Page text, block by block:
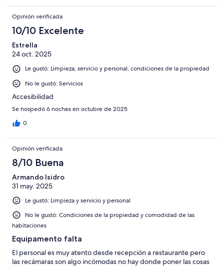
Opinión verificada
10/10 Excelente
Estrella
24 oct. 2025
Le gustó: Limpieza, servicio y personal, condiciones de la propiedad
No le gustó: Servicios
Accesibilidad
Se hospedó 6 noches en octubre de 2025
0
Opinión verificada
8/10 Buena
Armando Isidro
31 may. 2025
Le gustó: Limpieza y servicio y personal
No le gustó: Condiciones de la propiedad y comodidad de las
habitaciones
Equipamento falta
El personal es muy atento desde recepción a restaurante pero
las recámaras son algo incómodas no hay donde poner las cosas